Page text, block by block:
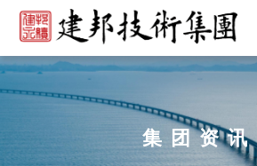
集团资讯